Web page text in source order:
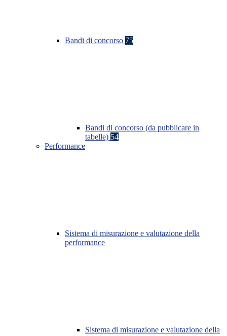
Bandi di concorso 75
Bandi di concorso (da pubblicare in
tabelle) 54
Performance
Sistema di misurazione e valutazione della
performance
Sistema di misurazione e valutazione della